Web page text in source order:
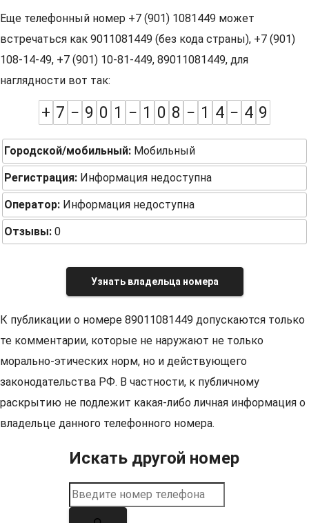
Еще телефонный номер +7 (901) 1081449 может
встречаться как 9011081449 (без кода страны), +7 (901)
108-14-49, +7 (901) 10-81-449, 89011081449, для
наглядности вот так:
+ 7 − 9 0 1 − 1 0 8 − 1 4 − 4 9
Городской/мобильный: Мобильный
Регистрация: Информация недоступна
Оператор: Информация недоступна
Отзывы: 0
Узнать владельца номера
К публикации о номере 89011081449 допускаются только
те комментарии, которые не наружают не только
морально-этических норм, но и действующего
законодательства РФ. В частности, к публичному
раскрытию не подлежит какая-либо личная информация о
владельце данного телефонного номера.
Искать другой номер